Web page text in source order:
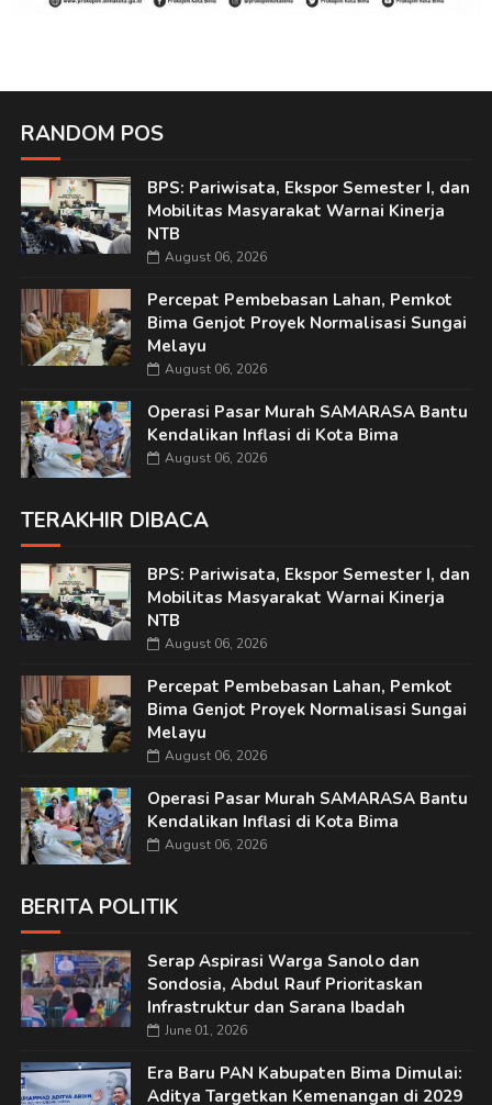
RANDOM POS
BPS: Pariwisata, Ekspor Semester I, dan
Mobilitas Masyarakat Warnai Kinerja
NTB
August 06, 2026
Percepat Pembebasan Lahan, Pemkot
Bima Genjot Proyek Normalisasi Sungai
Melayu
August 06, 2026
Operasi Pasar Murah SAMARASA Bantu
Kendalikan Inflasi di Kota Bima
August 06, 2026
TERAKHIR DIBACA
BPS: Pariwisata, Ekspor Semester I, dan
Mobilitas Masyarakat Warnai Kinerja
NTB
August 06, 2026
Percepat Pembebasan Lahan, Pemkot
Bima Genjot Proyek Normalisasi Sungai
Melayu
August 06, 2026
Operasi Pasar Murah SAMARASA Bantu
Kendalikan Inflasi di Kota Bima
August 06, 2026
BERITA POLITIK
Serap Aspirasi Warga Sanolo dan
Sondosia, Abdul Rauf Prioritaskan
Infrastruktur dan Sarana Ibadah
June 01, 2026
Era Baru PAN Kabupaten Bima Dimulai:
Aditya Targetkan Kemenangan di 2029